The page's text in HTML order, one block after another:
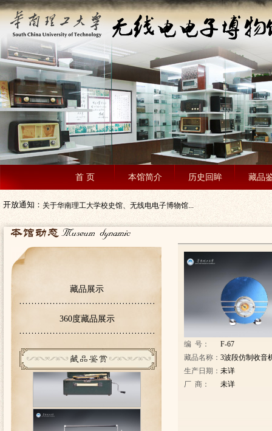
首 页 本馆简介 历史回眸 藏品
开放通知： 关于华南理工大学校史馆、无线电电子博物馆...
关于期末及寒假期间校史馆、电子博物馆、电...
关于校史馆、博物馆重新开馆的通知
关于校史馆、电子博物馆、电视机博物馆临时...
藏品展示
360度藏品展示
编 号：
F-67
藏品名称：3波段仿制收音
生产日期：未详
厂 商：
未详